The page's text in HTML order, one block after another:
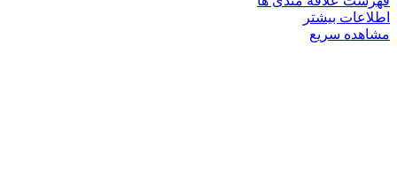
اطلاعات بیشتر
مشاهده سریع